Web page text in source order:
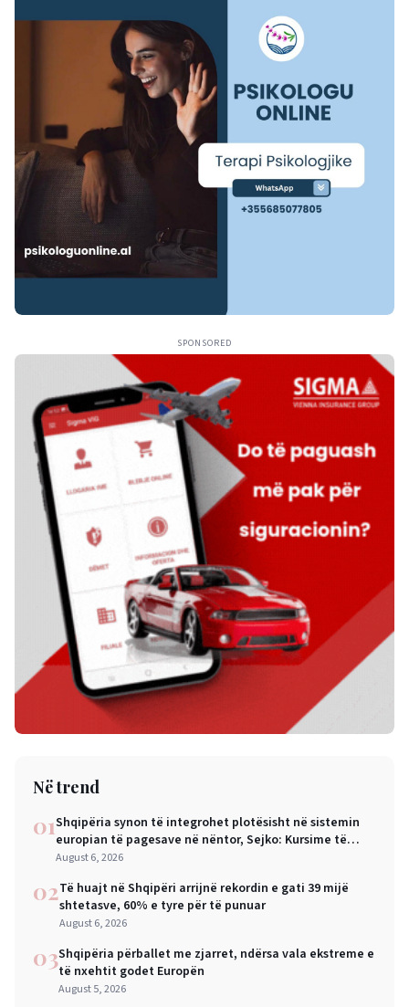
SPONSORED
Në trend
01Shqipëria synon të integrohet plotësisht në sistemin
europian të pagesave në nëntor, Sejko: Kursime të
mëdha për qytetarët dhe bizneset
August 6, 2026
02Të huajt në Shqipëri arrijnë rekordin e gati 39 mijë
shtetasve, 60% e tyre për të punuar
August 6, 2026
03Shqipëria përballet me zjarret, ndërsa vala ekstreme e
të nxehtit godet Europën
August 5, 2026